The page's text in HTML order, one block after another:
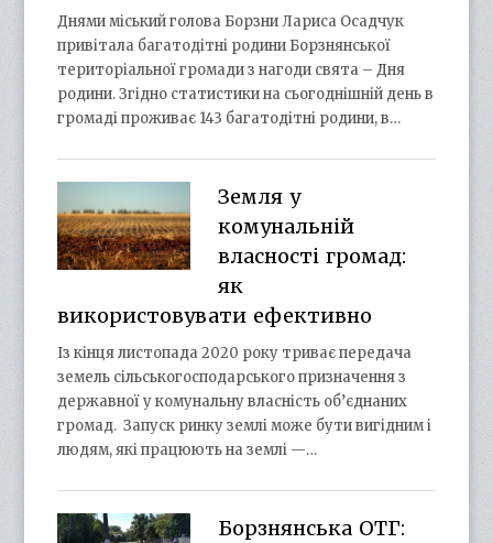
Днями міський голова Борзни Лариса Осадчук
привітала багатодітні родини Борзнянської
територіальної громади з нагоди свята – Дня
родини. Згідно статистики на сьогоднішній день в
громаді проживає 143 багатодітні родини, в…
Земля у
комунальній
власності громад:
як
використовувати ефективно
Із кінця листопада 2020 року триває передача
земель сільськогосподарського призначення з
державної у комунальну власність об’єднаних
громад. Запуск ринку землі може бути вигідним і
людям, які працюють на землі —…
Борзнянська ОТГ: